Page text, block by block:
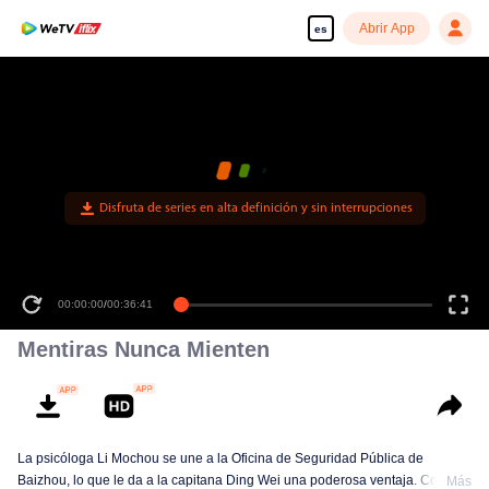
es Abrir App
Disfruta de series en alta definición y sin interrupciones
00:00:00/00:36:41
Mentiras Nunca Mienten
La psicóloga Li Mochou se une a la Oficina de Seguridad Pública de
Baizhou, lo que le da a la capitana Ding Wei una poderosa ventaja. Con sus
Más